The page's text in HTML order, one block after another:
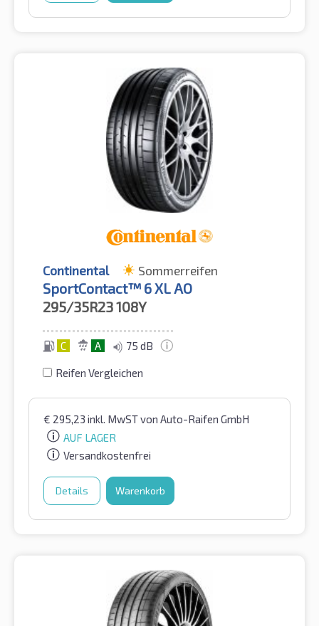
Continental Sommerreifen
SportContact™ 6 XL AO
295/35R23108Y
C A 75 dB
Reifen Vergleichen
€ 295,23 inkl. MwSTvon Auto-Raifen GmbH
AUF LAGER
Versandkostenfrei
Details Warenkorb